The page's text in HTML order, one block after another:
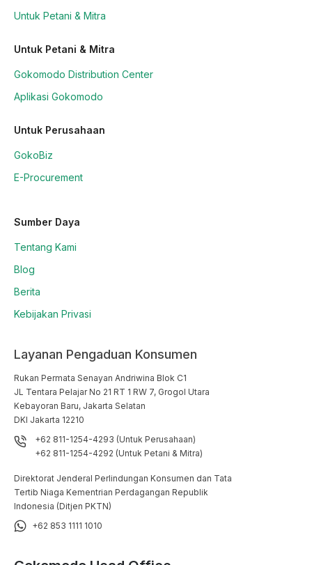
Untuk Petani & Mitra
Untuk Petani & Mitra
Gokomodo Distribution Center
Aplikasi Gokomodo
Untuk Perusahaan
GokoBiz
E-Procurement
Sumber Daya
Tentang Kami
Blog
Berita
Kebijakan Privasi
Layanan Pengaduan Konsumen
Rukan Permata Senayan Andriwina Blok C1
JL Tentara Pelajar No 21 RT 1 RW 7, Grogol Utara
Kebayoran Baru, Jakarta Selatan
DKI Jakarta 12210
+62 811-1254-4293 (Untuk Perusahaan)
+62 811-1254-4292 (Untuk Petani & Mitra)
Direktorat Jenderal Perlindungan Konsumen dan Tata
Tertib Niaga Kementrian Perdagangan Republik
Indonesia (Ditjen PKTN)
+62 853 1111 1010